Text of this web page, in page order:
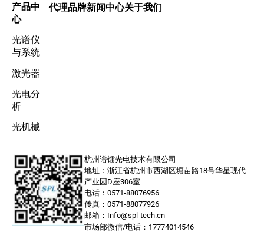
产品中
心
光谱仪
与系统
激光器
光电分
析
光机械
代理品牌新闻中心关于我们
杭州谱镭光电技术有限公司
地址：浙江省杭州市西湖区塘苗路18号华星现代
产业园D座306室
电话：0571-88076956
传真：0571-88077926
邮箱：Info@spl-tech.cn
市场部微信/电话：17774014546